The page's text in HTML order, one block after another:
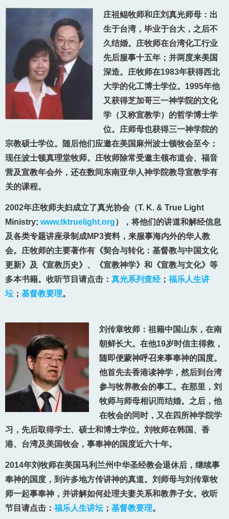
庄祖鲲牧师和庄刘真光师母：出
生于台湾，毕业于台大，之后不
久结婚。庄牧师在台湾化工行业
先后服事十五年；并两度来美国
深造。庄牧师在1983年获得西北
大学的化工博士学位。1995年他
又获得芝加哥三一神学院的文化
学（又称宣教学）的哲学博士学
位。庄师母也获得三一神学院的
宗教硕士学位。随后他们应邀在美国麻州波士顿牧会至今；
现任波士顿真理堂牧师。庄牧师除常受邀主领布道会、福音
营及宣教年会外，还在数间东南亚华人神学院教导宣教学有
关的课程。
2002年庄牧师夫妇成立了真光协会（T. K. & True Light
Ministry; www.tktruelight.org），将他们的讲道和解经信息
及各类专题讲座录制成MP3资料，来服事海内外的华人教
会。庄牧师的主要著作有《契合与转化：基督教与中国文化
更新》及《宣教历史》、《宣教神学》和《宣教与文化》等
多本书籍。收听节目请点击： 真光系列查经； 福乐人生讲
坛； 基督教要理。
刘传章牧师：祖籍中国山东，在南
朝鲜长大。在他19岁时信主得救，
随即便蒙神呼召来事奉神的国度。
他首先去香港读神学，然后到台湾
参与牧养教会的事工。在那里，刘
牧师与师母相识而结婚。之后，他
在牧会的同时，又在四所神学院学
习，先后取得学士、硕士和博士学位。刘牧师在韩国、香
港、台湾及美国牧会，事奉神的国度近六十年。
2014年刘牧师在美国马利兰州中华圣经教会退休后，继续事
奉神的国度，到许多地方传讲神的真道。刘师母与刘传章牧
师一起事奉神，并讲解如何处理夫妻关系和教养子女。收听
节目请点击： 福乐人生讲坛； 基督教要理。